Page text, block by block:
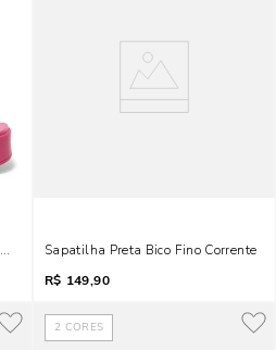
Flatform De Borracha Rosa
Sapatilha Preta Bico Fino Corrente
R$ 149,90
2 CORES